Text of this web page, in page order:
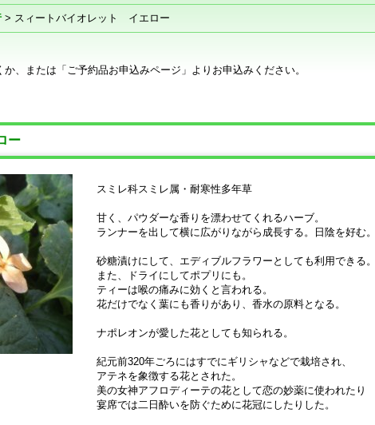
> スィートバイオレット イエロー
、または「ご予約品お申込みページ」よりお申込みください。
ー
スミレ科スミレ属・耐寒性多年草
甘く、パウダーな香りを漂わせてくれるハーブ。
ランナーを出して横に広がりながら成長する。日陰を好む。
砂糖漬けにして、エディブルフラワーとしても利用できる。
また、ドライにしてポプリにも。
ティーは喉の痛みに効くと言われる。
花だけでなく葉にも香りがあり、香水の原料となる。
ナポレオンが愛した花としても知られる。
紀元前320年ごろにはすでにギリシャなどで栽培され、
アテネを象徴する花とされた。
美の女神アフロディーテの花として恋の妙薬に使われたり
宴席では二日酔いを防ぐために花冠にしたりした。